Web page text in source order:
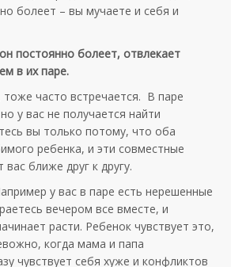
болеет – вы мучаете и себя и
постоянно болеет, отвлекает
в их паре.
часто встречается. В паре
у вас не получается найти
вы только потому, что оба
ребенка, и эти совместные
ближе друг к другу.
у вас в паре есть нерешенные
вечером все вместе, и
расти. Ребенок чувствует это,
когда мама и папа
чувствует себя хуже и конфликтов